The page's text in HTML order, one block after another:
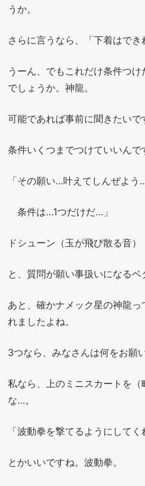
うか。
さらに言うなら、「下着はでき
うーん、でもこれだけ条件つ
でしょうか。神龍。
可能であれば事前に聞きたいで
条件いくつまでつけていいんで
「その願い…叶えてしんぜよう
条件は…1つだけだ…」
ドシューン（玉が飛び散る音）
と、質問が願い事扱いになるベ
あと、確かナメック星の神龍っ
れましたよね。
3つなら、みなさんは何をお願
私なら、上のミニスカートを
な…。
「波動拳を撃てるようにしてく
とかいいですね。波動拳。